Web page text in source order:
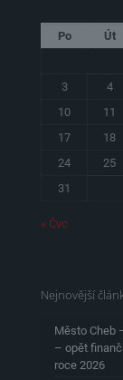
Po Út
3
4
10
11
17
18
24
25
31
« Čvc
Nejnovější
Město Cheb
– opět
roce 2026